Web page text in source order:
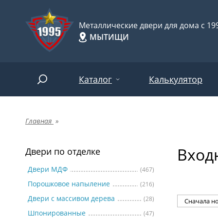
Металлические двери для дома с
МЫТИЩИ
Каталог
Двери по отделке
Двери по назначению
Двери по особенностям
Калькулятор
Главная »
Двери по отделке
Двери МДФ (467)
Порошковое напыление (216)
Двери с массивом дерева (28)
Шпонированные (47)